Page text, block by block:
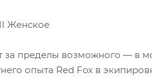
Женское
за пределы возможного — в
опыта Red Fox в